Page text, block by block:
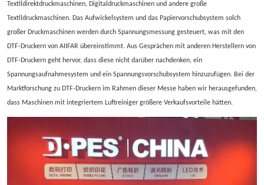
Textildirektdruckmaschinen, Digitaldruckmaschinen und andere große
Textildruckmaschinen. Das Aufwickelsystem und das Papiervorschubsystem solch
großer Druckmaschinen werden durch Spannungsmessung gesteuert, was mit den
DTF-Druckern von AIIFAR übereinstimmt. Aus Gesprächen mit anderen Herstellern von
DTF-Druckern geht hervor, dass diese nicht darüber nachdenken, ein
Spannungsaufnahmesystem und ein Spannungsvorschubsystem hinzuzufügen. Bei der
Marktforschung zu DTF-Druckern im Rahmen dieser Messe haben wir herausgefunden,
dass Maschinen mit integriertem Luftreiniger größere Verkaufsvorteile hätten.